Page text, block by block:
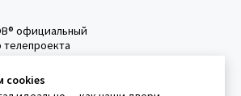
официальный
телепроекта
cookies